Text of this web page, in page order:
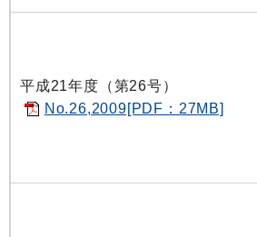
平成21年度（第26号）
No.26,2009[PDF：27MB]